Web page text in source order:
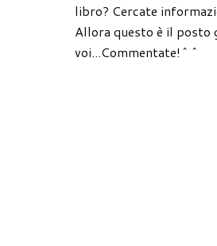
libro? Cercate
Allora questo è il posto
voi...Commentate!^^